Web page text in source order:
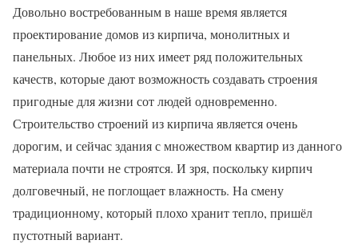
Довольно востребованным в наше время является
проектирование домов из кирпича, монолитных и
панельных. Любое из них имеет ряд положительных
качеств, которые дают возможность создавать строения
пригодные для жизни сот людей одновременно.
Строительство строений из кирпича является очень
дорогим, и сейчас здания с множеством квартир из данного
материала почти не строятся. И зря, поскольку кирпич
долговечный, не поглощает влажность. На смену
традиционному, который плохо хранит тепло, пришёл
пустотный вариант.